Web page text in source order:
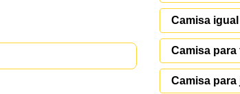
Camisa
Camisa
Camisa